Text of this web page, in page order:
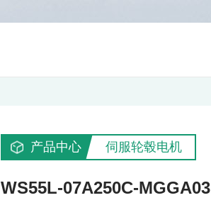
产品中心 伺服轮毂电机
WS55L-07A250C-MGGA03